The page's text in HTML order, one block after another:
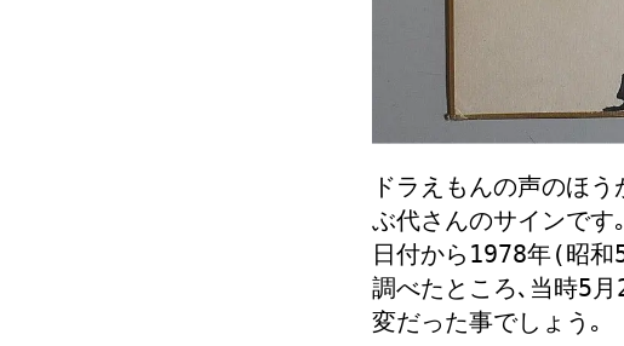
ドラえもんの声のほ
ぶ代さんのサインです｡
日付から1978年(昭和
調べたところ､当時5
変だった事でしょう｡